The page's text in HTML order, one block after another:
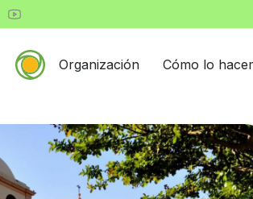
Organización Cómo lo